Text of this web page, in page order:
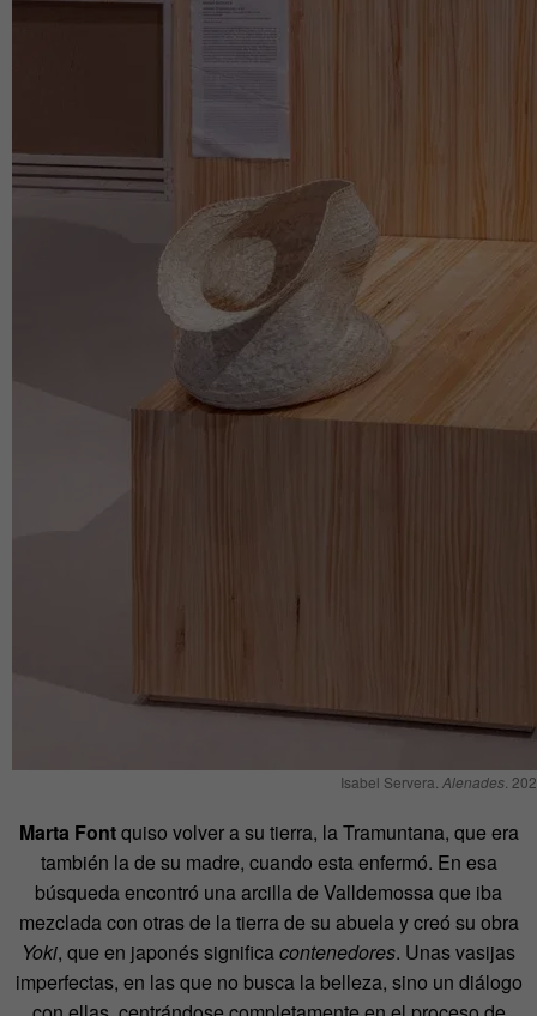
Isabel Servera. Alenades.
Marta Fontquiso volver a su tierra, la Tramuntana, que era
también la de su madre, cuando esta enfermó. En esa
búsqueda encontró una arcilla de Valldemossa que iba
mezclada con otras de la tierra de su abuela y creó su obra
Yoki, que en japonés significa contenedores. Unas vasijas
imperfectas, en las que no busca la belleza, sino un diálogo